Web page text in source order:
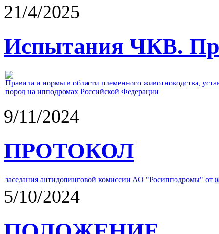
21/4/2025
Испытания ЧКВ.
Правила и нормы в области племенного животноводства,
пород на ипподромах Российской Федерации
9/11/2024
ПРОТОКОЛ
заседания антидопинговой комиссии АО "Росипподромы" от
5/10/2024